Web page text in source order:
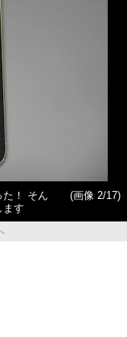
た！ そん
ます
(画像 2/17)